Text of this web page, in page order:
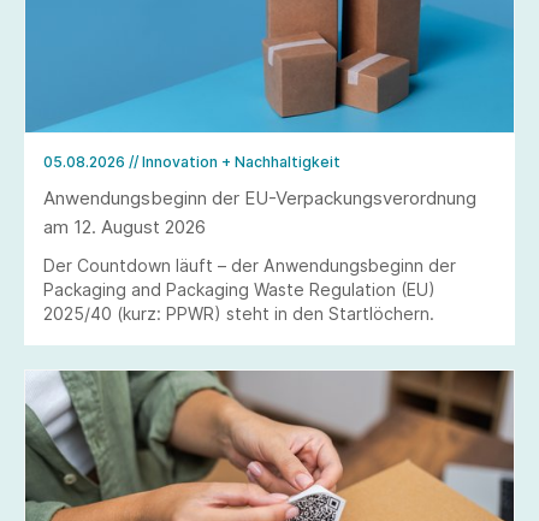
05.08.2026 // Innovation + Nachhaltigkeit
Anwendungsbeginn der EU-Verpackungsverordnung
am 12. August 2026
Der Countdown läuft – der Anwendungsbeginn der
Packaging and Packaging Waste Regulation (EU)
2025/40 (kurz: PPWR) steht in den Startlöchern.